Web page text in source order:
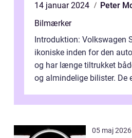
14 januar 2024
Peter
Bilmærker
Introduktion: Volkswagen
ikoniske inden for den
og har længe tiltrukket
og almindelige bilister. De
05 maj 2026